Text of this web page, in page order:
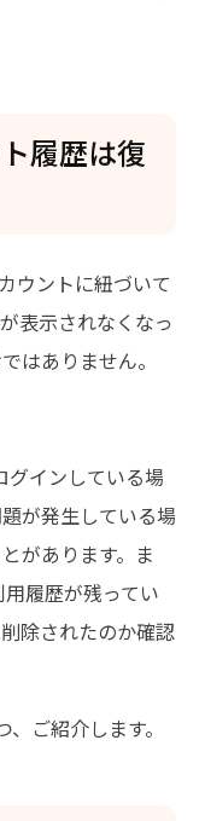
するよくある
履歴は復
ウントに紐づいて
表示されなくなっ
はありません。
インしている場
が発生している場
があります。ま
履歴が残ってい
除されたのか確認
ご紹介します。